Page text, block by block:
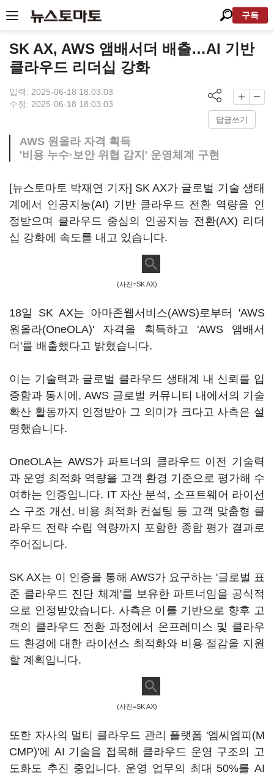
구독
SK AX, AWS 앰배서더 배출…AI 기반
클라우드 리더십 강화
입력: 2025-06-18 18:03:03
수정: 2025-06-18 18:03:03
답글쓰기
AWS 원올라 자격 획득
'비용 누수·보안 위협 감지' 운영체계 구현
[뉴스토마토 박재연 기자] SK AX가 글로벌 기술 생태
계에서 인공지능(AI) 기반 클라우드 전환 역량을 인
정받으며 클라우드 중심의 인공지능 전환(AX) 리더
십 강화에 속도를 내고 있습니다.
(사진=SK AX)
18일 SK AX는 아마존웹서비스(AWS)로부터 'AWS
원올라(OneOLA)' 자격을 획득하고 'AWS 앰배서
더'를 배출했다고 밝혔습니다.
이는 기술력과 글로벌 클라우드 생태계 내 신뢰를 입
증함과 동시에, AWS 글로벌 커뮤니티 내에서의 기술
확산 활동까지 인정받아 그 의미가 크다고 사측은 설
명했습니다.
OneOLA는 AWS가 파트너의 클라우드 이전 기술력
과 운영 최적화 역량을 고객 환경 기준으로 평가해 수
여하는 인증입니다. IT 자산 분석, 소프트웨어 라이선
스 구조 개선, 비용 최적화 컨설팅 등 고객 맞춤형 클
라우드 전략 수립 역량까지 포함한 종합 평가 결과로
주어집니다.
SK AX는 이 인증을 통해 AWS가 요구하는 '글로벌 표
준 클라우드 진단 체계'를 보유한 파트너임을 공식적
으로 인정받았습니다. 사측은 이를 기반으로 향후 고
객의 클라우드 전환 과정에서 온프레미스 및 클라우
드 환경에 대한 라이선스 최적화와 비용 절감을 지원
할 계획입니다.
(사진=SK AX)
또한 자사의 멀티 클라우드 관리 플랫폼 '엠씨엠피(M
CMP)'에 AI 기술을 접목해 클라우드 운영 구조의 고
도화도 추진 중입니다. 운영 업무의 최대 50%를 AI